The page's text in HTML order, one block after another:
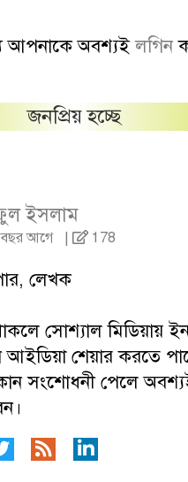
আপনাকে অবশ্যইলগিন
জনপ্রিয় হচ্ছে
ইসলাম
আগে | 178
লেখক
সোশ্যাল মিডিয়ায়
শেয়ার করতে
সংশোধনী পেলে